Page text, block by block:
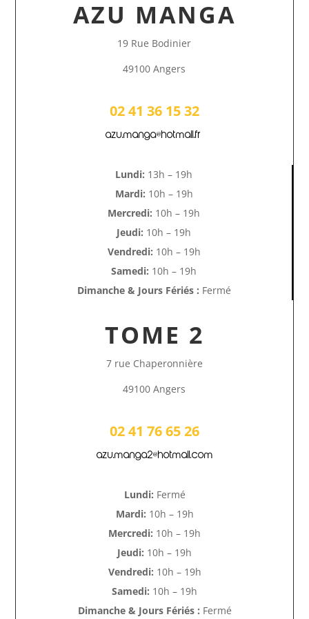
AZU MANGA
19 Rue Bodinier
49100 Angers
02 41 36 15 32
azu.manga@hotmail.fr
Lundi: 13h – 19h
Mardi: 10h – 19h
Mercredi: 10h – 19h
Jeudi: 10h – 19h
Vendredi: 10h – 19h
Samedi: 10h – 19h
Dimanche & Jours Fériés : Fermé
TOME 2
7 rue Chaperonnière
49100 Angers
02 41 76 65 26
azu.manga2@hotmail.com
Lundi: Fermé
Mardi: 10h – 19h
Mercredi: 10h – 19h
Jeudi: 10h – 19h
Vendredi: 10h – 19h
Samedi: 10h – 19h
Dimanche & Jours Fériés : Fermé